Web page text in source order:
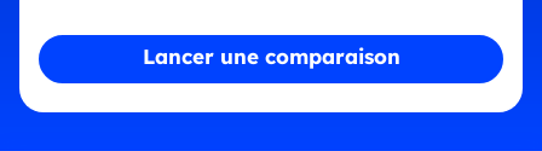
Lancer une comparaison